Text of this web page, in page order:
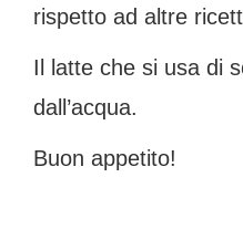
rispetto ad altre
Il latte che si usa di
dall’acqua.
Buon appetito!